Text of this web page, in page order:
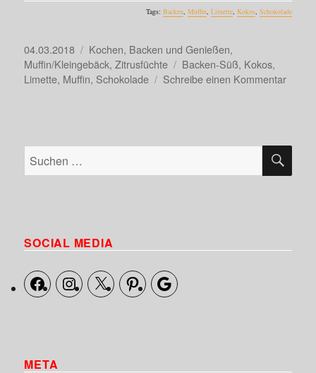
Tags: Backen, Muffin, Limette, Kokos, Schokolade
Veröffentlicht
am
04.03.2018 Kategorien
Kochen, Backen und Genießen,
Muffin/Kleingebäck,Zitrusfüchte Schlagwörter
Backen-Süß, Kokos,
Limette, Muffin, Schokolade Schreibe einen Kommentarzu
nach:
SOCIAL MEDIA
FacebookInstagram
X PinterestGoogle
META